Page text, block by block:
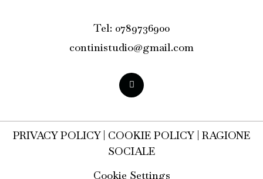
Tel: 0789736900
continistudio@gmail.com
PRIVACY POLICY| COOKIE POLICY RAGIONE
SOCIALE
Cookie Settings